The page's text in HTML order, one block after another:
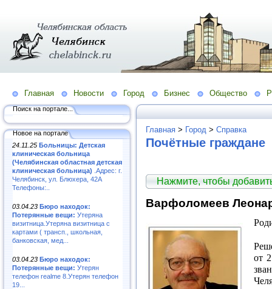
Главная Новости Город Бизнес Общество
Поиск на портале...
Новое на портале
24.11.25 Больницы: Детская
клиническая больница
(Челябинская областная детская
клиническая больница) .Адрес: г.
Челябинск, ул. Блюхера, 42А
Телефоны:..
03.04.23 Бюро находок:
Потерянные вещи: Утеряна
визитница.Утеряна визитница с
картами ( трансп., школьная,
банковская, мед...
03.04.23 Бюро находок:
Потерянные вещи: Утерян
телефон realme 8.Утерян телефон
19...
Главная > Город > Справка
Почётные граждане
Нажмите, чтобы
Варфоломеев
от